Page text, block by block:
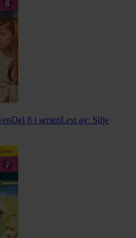
Del 8 i serienLest av: Silje